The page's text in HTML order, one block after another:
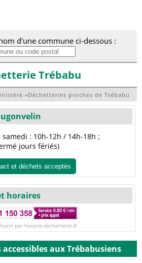
d'une commune ci-dessous :
Trébabu
»Déchetteries proches de Trébabu
: 10h-12h / 14h-18h ;
jours fériés)
et déchets acceptés
horaires
par horaire-dechetterie.fr
aux Trébabusiens